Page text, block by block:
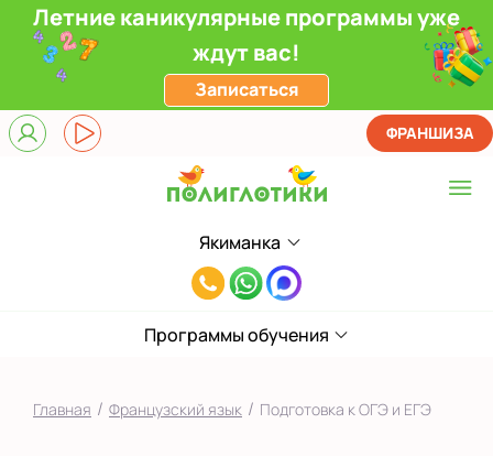
Летние каникулярные программы уже
ждут вас!
Записаться
Якиманка
Выберите центр
Верхние Лихоборы
ЖК Прокшино
Филевский парк
8(495)985-
78
ФРАНШИЗА
Программы обучения
Главная / Французский язык / Подготовка к ОГЭ и ЕГЭ